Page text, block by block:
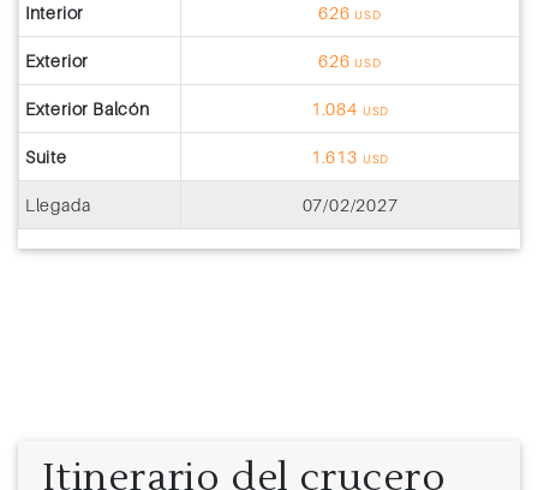
Interior 626 USD
Exterior 626 USD
Exterior Balcón 1.084 USD
Suite 1.613 USD
Llegada 07/02/2027
Itinerario del crucero